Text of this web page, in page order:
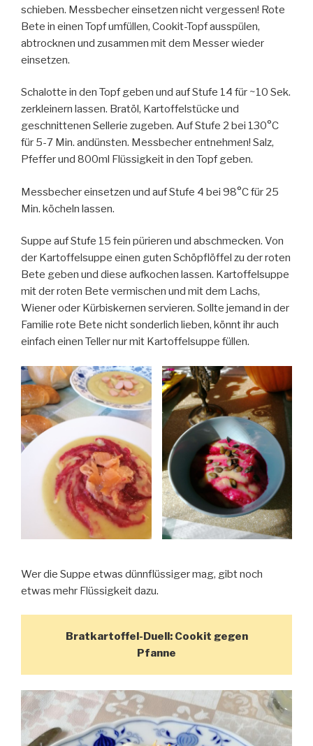
schieben. Messbecher einsetzen nicht vergessen! Rote
Bete in einen Topf umfüllen, Cookit-Topf ausspülen,
abtrocknen und zusammen mit dem Messer wieder
einsetzen.
Schalotte in den Topf geben und auf Stufe 14 für ~10 Sek.
zerkleinern lassen. Bratöl, Kartoffelstücke und
geschnittenen Sellerie zugeben. Auf Stufe 2 bei 130°C
für 5-7 Min. andünsten. Messbecher entnehmen! Salz,
Pfeffer und 800ml Flüssigkeit in den Topf geben.
Messbecher einsetzen und auf Stufe 4 bei 98°C für 25
Min. köcheln lassen.
Suppe auf Stufe 15 fein pürieren und abschmecken. Von
der Kartoffelsuppe einen guten Schöpflöffel zu der roten
Bete geben und diese aufkochen lassen. Kartoffelsuppe
mit der roten Bete vermischen und mit dem Lachs,
Wiener oder Kürbiskernen servieren. Sollte jemand in der
Familie rote Bete nicht sonderlich lieben, könnt ihr auch
einfach einen Teller nur mit Kartoffelsuppe füllen.
Wer die Suppe etwas dünnflüssiger mag, gibt noch
etwas mehr Flüssigkeit dazu.
Bratkartoffel-Duell: Cookit gegen
Pfanne